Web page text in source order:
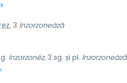
3 înzorzoneáză
înzorzonéz, 3 sg. și pl. înzorzoneáză